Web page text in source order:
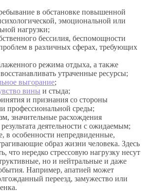
в обстановке повышенной
эмоциональной или
нагрузки;
бессилия, беспомощности
в различных сферах, требующих
режима отдыха, а также
утраченные ресурсы;
выгорание;
вины и стыда;
и признания со стороны
профессиональной среды;
значительные расхождения
деятельности с ожидаемым;
в особенности непредвиденные,
образ жизни человека. Здесь
что нередко стрессовую нагрузку несут
но и нейтральные и даже
Например, апатией может
переезд, замужество или